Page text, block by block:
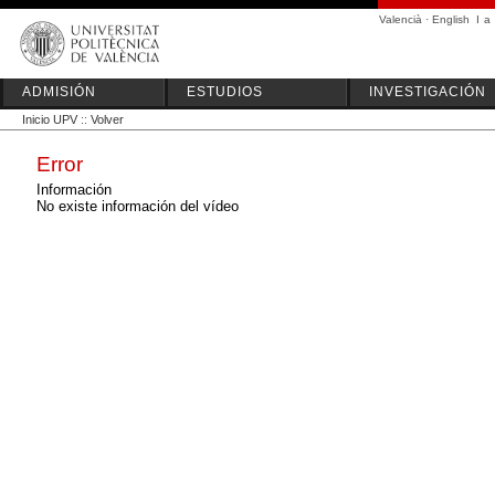
Valencià · English I a
ADMISIÓN ESTUDIOS INVESTIGACIÓN
Inicio UPV :: Volver
Error
Información
No existe información del vídeo